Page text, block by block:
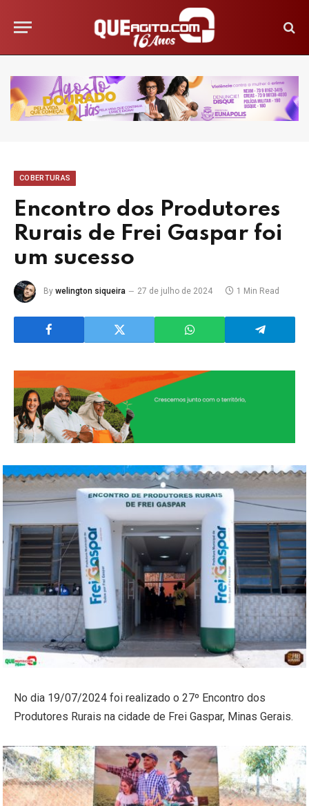
COBERTURAS
Encontro dos Produtores
Rurais de Frei Gaspar foi
um sucesso
By welington siqueira 27 de julho de 2024 1 Min Read
No dia 19/07/2024 foi realizado o 27º Encontro dos
Produtores Rurais na cidade de Frei Gaspar, Minas Gerais.